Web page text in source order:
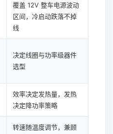
覆盖 12V 整车电源波动
区间，冷启动跌落不掉
线
决定线圈与功率级器件
选型
效率决定发热量，发热
决定降功率策略
转速随温度调节，兼顾